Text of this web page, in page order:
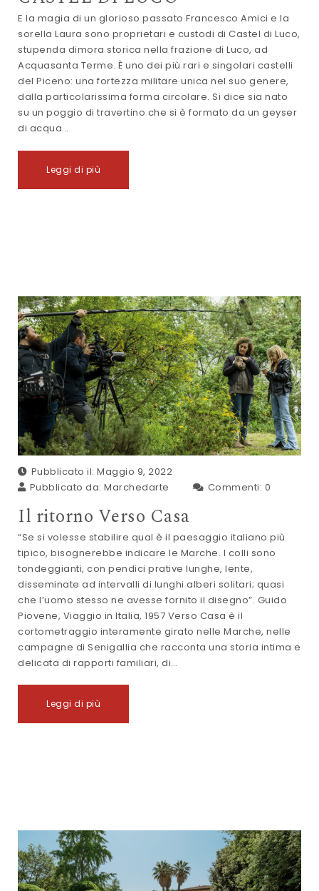
E la magia di un glorioso passato Francesco Amici e la
sorella Laura sono proprietari e custodi di Castel di Luco,
stupenda dimora storica nella frazione di Luco, ad
Acquasanta Terme. È uno dei più rari e singolari castelli
del Piceno: una fortezza militare unica nel suo genere,
dalla particolarissima forma circolare. Si dice sia nato
su un poggio di travertino che si è formato da un geyser
di acqua…
Leggi di più
Pubblicato il: Maggio 9, 2022
Pubblicato da: Marchedarte Commenti: 0
Il ritorno Verso Casa
“Se si volesse stabilire qual è il paesaggio italiano più
tipico, bisognerebbe indicare le Marche. I colli sono
tondeggianti, con pendici prative lunghe, lente,
disseminate ad intervalli di lunghi alberi solitari; quasi
che l’uomo stesso ne avesse fornito il disegno”. Guido
Piovene, Viaggio in Italia, 1957 Verso Casa è il
cortometraggio interamente girato nelle Marche, nelle
campagne di Senigallia che racconta una storia intima e
delicata di rapporti familiari, di…
Leggi di più